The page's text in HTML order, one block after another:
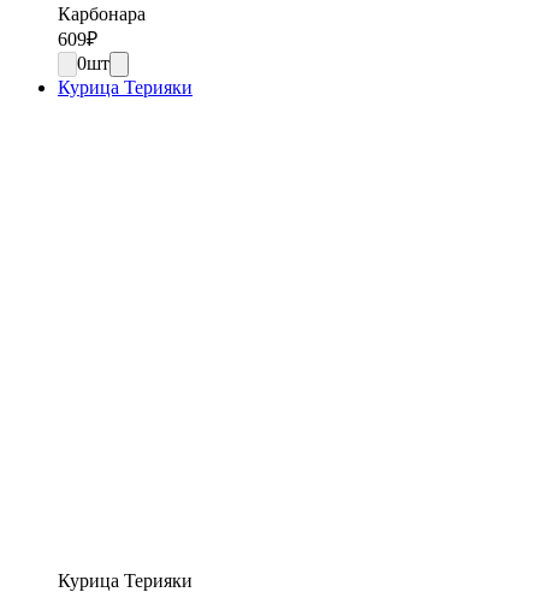
Карбонара
609₽
0шт
Курица Терияки
Курица Терияки